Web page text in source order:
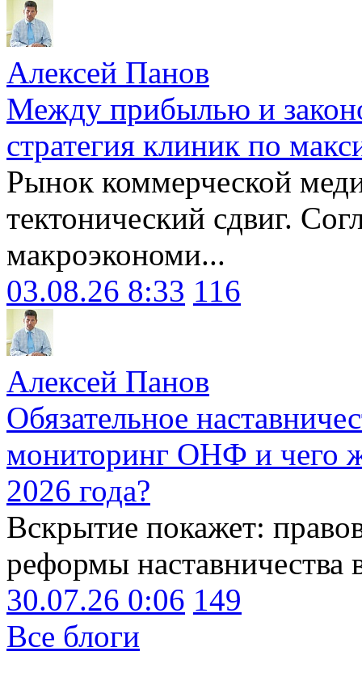
Алексей Панов
Между прибылью и
стратегия клиник по
Рынок коммерческой
тектонический сдвиг.
макроэкономи...
03.08.26 8:33 116
Алексей Панов
Обязательное
мониторинг ОНФ и чего
2026 года?
Вскрытие покажет:
реформы наставничества
30.07.26 0:06 149
Все блоги